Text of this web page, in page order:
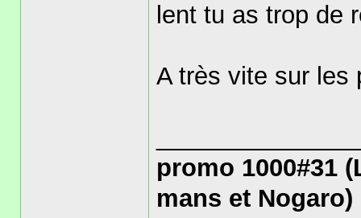
lent tu as trop de
A très vite sur les
promo 1000#31
mans et Nogaro)